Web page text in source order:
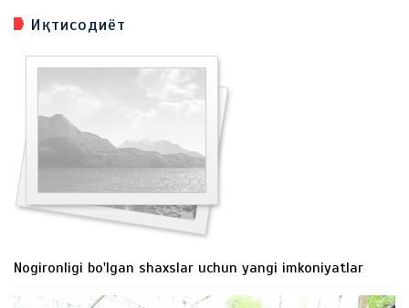
Иқтисодиёт
Nogironligi bo'lgan shaxslar uchun yangi imkoniyatlar